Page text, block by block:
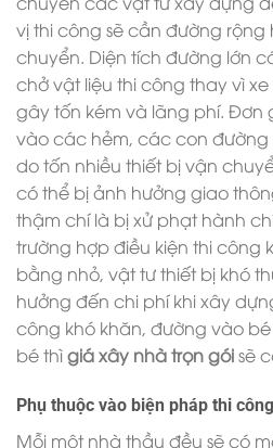
vị thi công sẽ cần đường
chuyển. Diện tích đường lớn
chở vật liệu thi công thay vì
gây tốn kém và lãng phí. Đơn
vào các hẻm, các con đường
do tốn nhiều thiết bị vận
có thể bị ảnh hưởng giao
thậm chí là bị xử phạt hành
trường hợp điều kiện thi công
bằng nhỏ, vật tư thiết bị khó
hưởng đến chi phí khi xây
công khó khăn, đường vào
bé thìgiá xây nhà trọn góisẽ
Phụ thuộc vào biện pháp thi công
Mỗi một nhà thầu đều sẽ có